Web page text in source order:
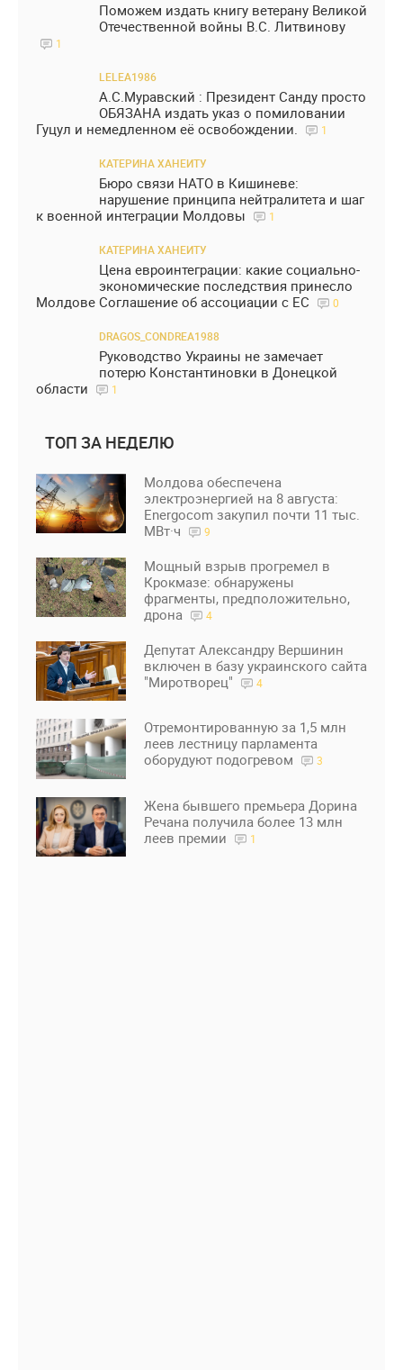
Поможем издать книгу ветерану Великой
Отечественной войны В.С. Литвинову
1
LELEA1986
А.С.Муравский : Президент Санду просто
ОБЯЗАНА издать указ о помиловании
Гуцул и немедленном её освобождении.
1
КАТЕРИНА ХАНЕИТУ
Бюро связи НАТО в Кишиневе:
нарушение принципа нейтралитета и шаг
к военной интеграции Молдовы
1
КАТЕРИНА ХАНЕИТУ
Цена евроинтеграции: какие социально-
экономические последствия принесло
Молдове Соглашение об ассоциации с ЕС
0
DRAGOS_CONDREA1988
Руководство Украины не замечает
потерю Константиновки в Донецкой
области
1
ТОП ЗА НЕДЕЛЮ
Молдова обеспечена
электроэнергией на 8 августа:
Energocom закупил почти 11 тыс.
МВт·ч
9
Мощный взрыв прогремел в
Крокмазе: обнаружены
фрагменты, предположительно,
дрона
4
Депутат Александру Вершинин
включен в базу украинского сайта
"Миротворец"
4
Отремонтированную за 1,5 млн
леев лестницу парламента
оборудуют подогревом
3
Жена бывшего премьера Дорина
Речана получила более 13 млн
леев премии
1